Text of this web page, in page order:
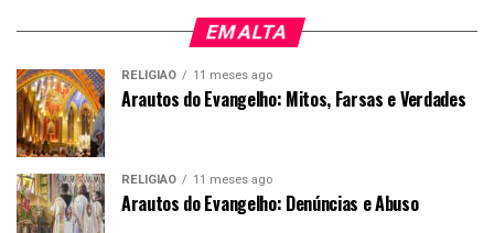
EM ALTA
RELIGIÃO 11 meses ago
Arautos do Evangelho: Mitos, Farsas e Verdades
RELIGIÃO 11 meses ago
Arautos do Evangelho: Denúncias e Abuso